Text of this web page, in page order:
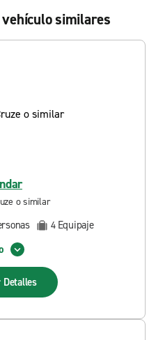
similares
o similar
4 Equipaje
Detalles